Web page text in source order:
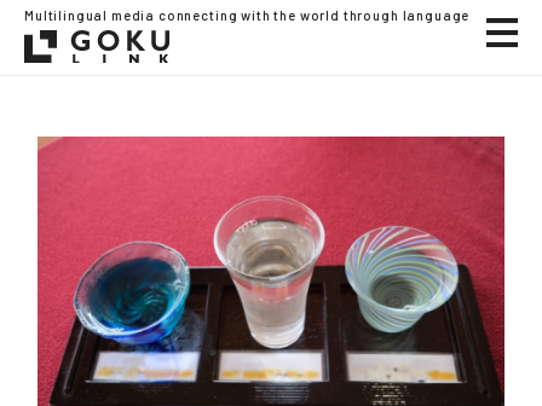
Multilingual media connecting with the world through language